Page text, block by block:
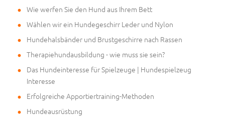
Wie werfen Sie den Hund aus Ihrem Bett
Wählen wir ein Hundegeschirr Leder und Nylon
Hundehalsbänder und Brustgeschirre nach Rassen
Therapiehundausbildung - wie muss sie sein?
Das Hundeinteresse für Spielzeuge | Hundespielzeug
Interesse
Erfolgreiche Apportiertraining-Methoden
Hundeausrüstung